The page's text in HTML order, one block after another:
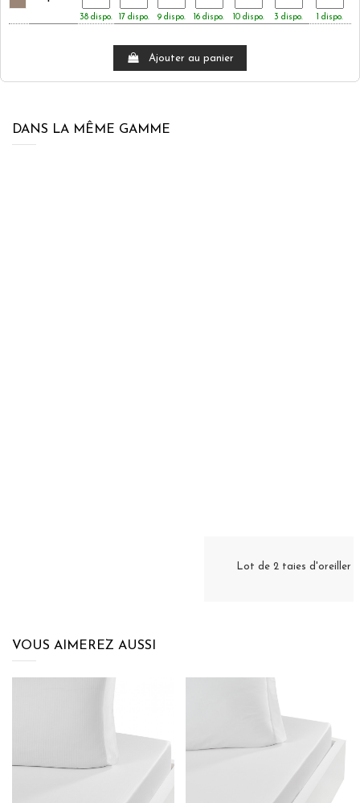
38 dispo. 17 dispo. 9 dispo. 16 dispo. 10 dispo. 3 dispo. 1 dispo.
Ajouter au panier
DANS LA MÊME GAMME
Lot de 2 taies d'oreiller
VOUS AIMEREZ AUSSI